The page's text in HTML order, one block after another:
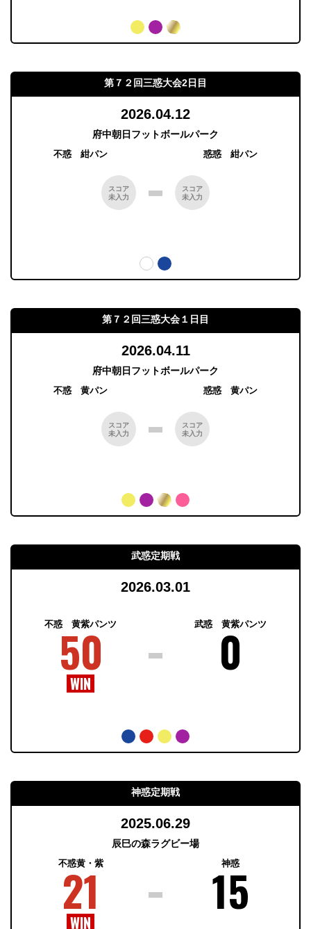
第７２回三惑大会2日目
2026.04.12
府中朝日フットボールパーク
不惑 紺パン
スコア
未入力
惑惑 紺パン
スコア
未入力
第７２回三惑大会１日目
2026.04.11
府中朝日フットボールパーク
不惑 黄パン
スコア
未入力
惑惑 黄パン
スコア
未入力
武惑定期戦
2026.03.01
不惑 黄紫パンツ
50 武惑 黄紫パンツ
0
神惑定期戦
2025.06.29
辰巳の森ラグビー場
不惑黄・紫
21 神惑
15